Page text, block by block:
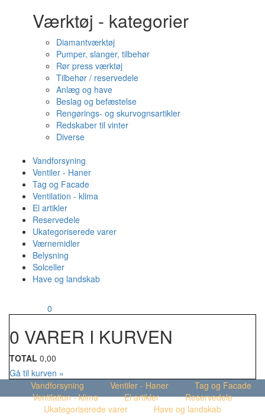
Værktøj - kategorier
Diamantværktøj
Pumper, slanger, tilbehør
Rør press værktøj
Tilbehør / reservedele
Anlæg og have
Beslag og befæstelse
Rengørings- og skurvognsartikler
Redskaber til vinter
Diverse
Vandforsyning
Ventiler - Haner
Tag og Facade
Ventilation - klima
El artikler
Reservedele
Ukategoriserede varer
Værnemidler
Belysning
Solceller
Have og landskab
0
0 VARER I KURVEN
TOTAL 0,00
Gå til kurven »
Vandforsyning
Ventiler - Haner
Tag og Facade
Ventilation - klima
El artikler
Reservedele
Ukategoriserede varer
Have og landskab